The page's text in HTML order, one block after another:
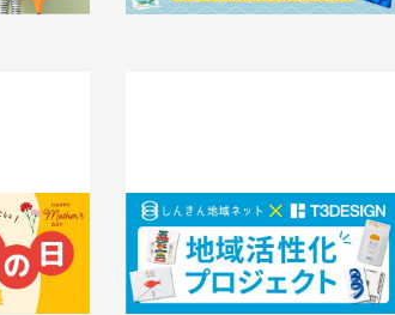
えたい！母
【アワード受賞】しんきん地域創生ネッ
トワーク×T3デザインの協同による地
域活性化プロジェクト
2025.05.12 インタビュー